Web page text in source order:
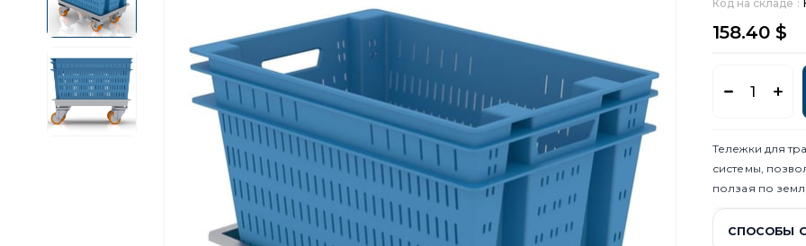
Код на складе
158.40 $
Тележки для
системы,
ползая по
СПОСОБЫ